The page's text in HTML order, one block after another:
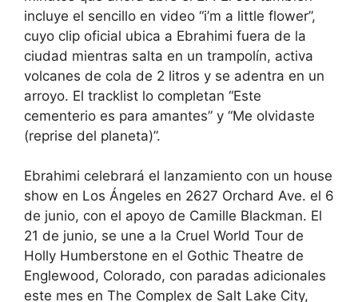
incluye el sencillo en video “i’m a little flower”,
cuyo clip oficial ubica a Ebrahimi fuera de la
ciudad mientras salta en un trampolín, activa
volcanes de cola de 2 litros y se adentra en un
arroyo. El tracklist lo completan “Este
cementerio es para amantes” y “Me olvidaste
(reprise del planeta)”.
Ebrahimi celebrará el lanzamiento con un house
show en Los Ángeles en 2627 Orchard Ave. el 6
de junio, con el apoyo de Camille Blackman. El
21 de junio, se une a la Cruel World Tour de
Holly Humberstone en el Gothic Theatre de
Englewood, Colorado, con paradas adicionales
este mes en The Complex de Salt Lake City,